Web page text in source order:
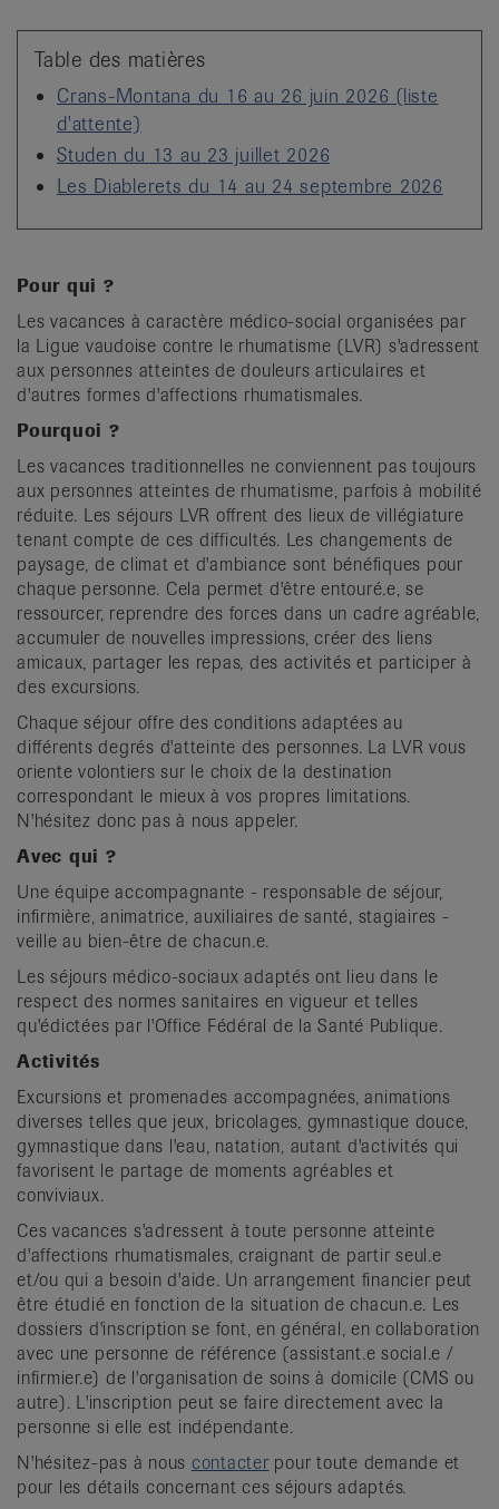
Table des matières
Crans-Montana du 16 au 26 juin 2026 (liste
d'attente)
Studen du 13 au 23 juillet 2026
Les Diablerets du 14 au 24 septembre 2026
Pour qui ?
Les vacances à caractère médico-social organisées par
la Ligue vaudoise contre le rhumatisme (LVR) s'adressent
aux personnes atteintes de douleurs articulaires et
d'autres formes d'affections rhumatismales.
Pourquoi ?
Les vacances traditionnelles ne conviennent pas toujours
aux personnes atteintes de rhumatisme, parfois à mobilité
réduite. Les séjours LVR offrent des lieux de villégiature
tenant compte de ces difficultés. Les changements de
paysage, de climat et d'ambiance sont bénéfiques pour
chaque personne. Cela permet d'être entouré.e, se
ressourcer, reprendre des forces dans un cadre agréable,
accumuler de nouvelles impressions, créer des liens
amicaux, partager les repas, des activités et participer à
des excursions.
Chaque séjour offre des conditions adaptées au
différents degrés d'atteinte des personnes. La LVR vous
oriente volontiers sur le choix de la destination
correspondant le mieux à vos propres limitations.
N'hésitez donc pas à nous appeler.
Avec qui ?
Une équipe accompagnante - responsable de séjour,
infirmière, animatrice, auxiliaires de santé, stagiaires -
veille au bien-être de chacun.e.
Les séjours médico-sociaux adaptés ont lieu dans le
respect des normes sanitaires en vigueur et telles
qu'édictées par l'Office Fédéral de la Santé Publique.
Activités
Excursions et promenades accompagnées, animations
diverses telles que jeux, bricolages, gymnastique douce,
gymnastique dans l'eau, natation, autant d'activités qui
favorisent le partage de moments agréables et
conviviaux.
Ces vacances s'adressent à toute personne atteinte
d'affections rhumatismales, craignant de partir seul.e
et/ou qui a besoin d'aide. Un arrangement financier peut
être étudié en fonction de la situation de chacun.e. Les
dossiers d'inscription se font, en général, en collaboration
avec une personne de référence (assistant.e social.e /
infirmier.e) de l'organisation de soins à domicile (CMS ou
autre). L'inscription peut se faire directement avec la
personne si elle est indépendante.
N'hésitez-pas à nous contacter pour toute demande et
pour les détails concernant ces séjours adaptés.